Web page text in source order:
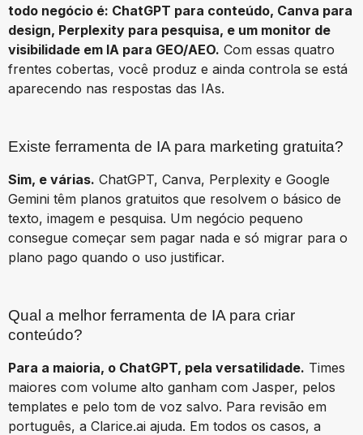
todo negócio é: ChatGPT para conteúdo, Canva para
design, Perplexity para pesquisa, e um monitor de
visibilidade em IA para GEO/AEO. Com essas quatro
frentes cobertas, você produz e ainda controla se está
aparecendo nas respostas das IAs.
Existe ferramenta de IA para marketing gratuita?
Sim, e várias. ChatGPT, Canva, Perplexity e Google
Gemini têm planos gratuitos que resolvem o básico de
texto, imagem e pesquisa. Um negócio pequeno
consegue começar sem pagar nada e só migrar para o
plano pago quando o uso justificar.
Qual a melhor ferramenta de IA para criar
conteúdo?
Para a maioria, o ChatGPT, pela versatilidade. Times
maiores com volume alto ganham com Jasper, pelos
templates e pelo tom de voz salvo. Para revisão em
português, a Clarice.ai ajuda. Em todos os casos, a